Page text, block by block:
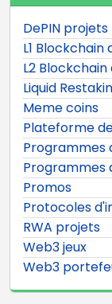
DePIN projets
L1 Blockchain
L2
Liquid
Meme coins
Plateforme
Programmes
Programmes
Promos
Protocoles
RWA projets
Web3 jeux
Web3